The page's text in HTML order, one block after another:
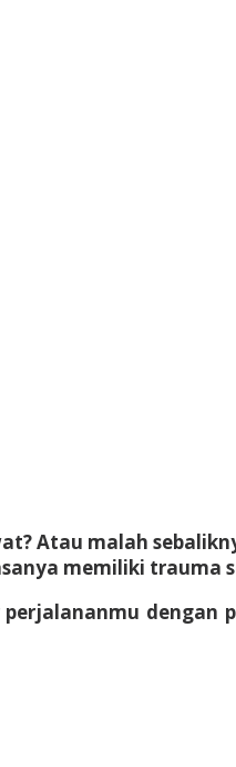
Atau malah
memiliki trauma
dengan